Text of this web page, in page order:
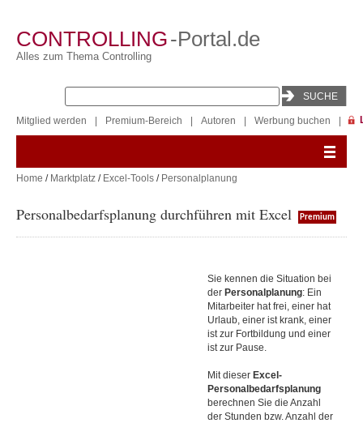
CONTROLLING-Portal.de
Alles zum Thema Controlling
Mitglied werden Premium-Bereich Autoren Werbung buchen
Home / Marktplatz / Excel-Tools / Personalplanung
Personalbedarfsplanung durchführen mit Excel Premium
Sie kennen die Situation bei
der Personalplanung: Ein
Mitarbeiter hat frei, einer hat
Urlaub, einer ist krank, einer
ist zur Fortbildung und einer
ist zur Pause.
Mit dieser Excel-
Personalbedarfsplanung
berechnen Sie die Anzahl
der Stunden bzw. Anzahl der